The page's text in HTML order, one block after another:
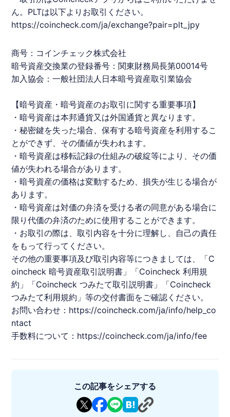
ん。 PLTは以下よりお取引ください。
https://coincheck.com/ja/exchange?pair=plt_jpy
商号：コインチェック株式会社
暗号資産交換業の登録番号：関東財務局長第00014号
加入協会：一般社団法人日本暗号資産取引業協会
【暗号資産・暗号資産のお取引に関する重要事項】
・暗号資産は本邦通貨又は外国通貨と異なります。
・秘密鍵を失った場合、保有する暗号資産を利用するこ
とができず、その価値が失われます。
・暗号資産は移転記録の仕組みの破綻等により、その価
値が失われる場合があります。
・暗号資産の価格は変動するため、損失が生じる場合が
あります。
・暗号資産は対価の弁済を受ける者の同意がある場合に
限り代価の弁済のために使⽤することができます。
・お取引の際は、取引内容を十分に理解し、自己の責任
をもって行ってください。
その他の重要事項及び取引内容等につきましては、「C
oincheck 暗号資産取引説明書」「Coincheck 利用規
約」「Coincheck つみたて取引説明書」「Coincheck
つみたて利用規約」等の交付書面をご確認ください。
お問い合わせ： https://coincheck.com/ja/info/help_co
ntact
手数料について： https://coincheck.com/ja/info/fee
この記事をシェアする